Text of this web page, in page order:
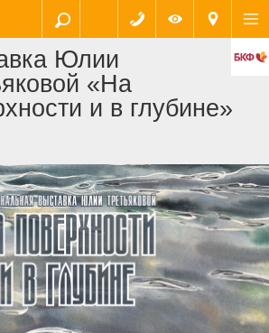
Юлии
«На
и в глубине»